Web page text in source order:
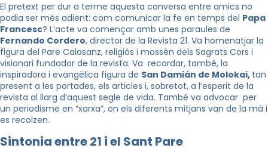
El pretext per dur a terme aquesta conversa entre amics no
podia ser més adient: com comunicar la fe en temps del Papa
Francesc? L’acte va començar amb unes paraules de
Fernando Cordero, director de la Revista 21. Va homenatjar la
figura del Pare Calasanz, religiós i mossèn dels Sagrats Cors i
visionari fundador de la revista. Va recordar, també, la
inspiradora i evangèlica figura de San Damián de Molokai, tan
present a les portades, els articles i, sobretot, a l’esperit de la
revista al llarg d’aquest segle de vida. També va advocar per
un periodisme en “xarxa”, on els diferents mitjans van de la mà i
es recolzen.
Sintonia entre 21 i el Sant Pare